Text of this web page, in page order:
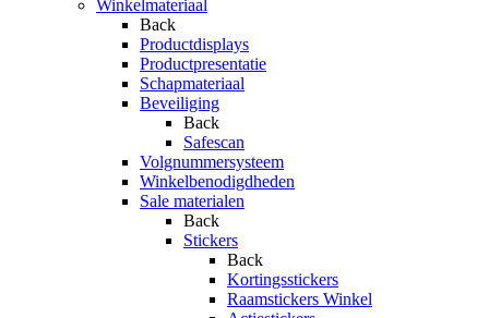
Winkelmateriaal
Back
Productdisplays
Productpresentatie
Schapmateriaal
Beveiliging
Back
Safescan
Volgnummersysteem
Winkelbenodigdheden
Sale materialen
Back
Stickers
Back
Kortingsstickers
Raamstickers Winkel